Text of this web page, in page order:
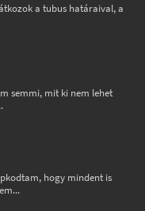
a tubus határaival, a
semmi, mit ki nem lehet
hogy mindent is